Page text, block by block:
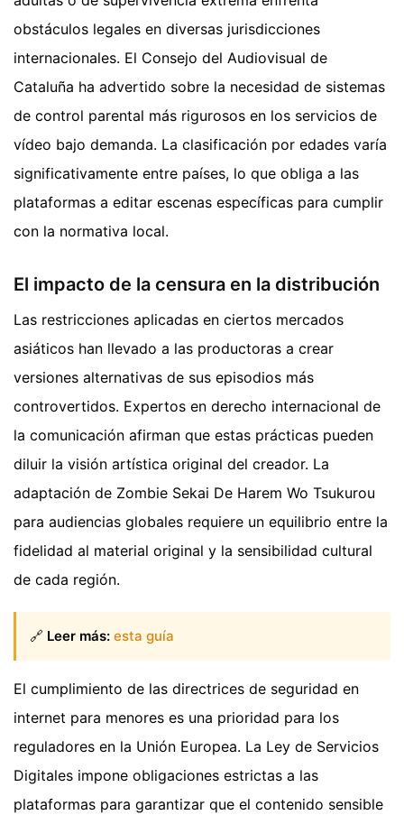
obstáculos legales en diversas jurisdicciones
internacionales. El Consejo del Audiovisual de
Cataluña ha advertido sobre la necesidad de sistemas
de control parental más rigurosos en los servicios de
vídeo bajo demanda. La clasificación por edades varía
significativamente entre países, lo que obliga a las
plataformas a editar escenas específicas para cumplir
con la normativa local.
El impacto de la censura en la distribución
Las restricciones aplicadas en ciertos mercados
asiáticos han llevado a las productoras a crear
versiones alternativas de sus episodios más
controvertidos. Expertos en derecho internacional de
la comunicación afirman que estas prácticas pueden
diluir la visión artística original del creador. La
adaptación de Zombie Sekai De Harem Wo Tsukurou
para audiencias globales requiere un equilibrio entre la
fidelidad al material original y la sensibilidad cultural
de cada región.
🔗 Leer más: esta guía
El cumplimiento de las directrices de seguridad en
internet para menores es una prioridad para los
reguladores en la Unión Europea. La Ley de Servicios
Digitales impone obligaciones estrictas a las
plataformas para garantizar que el contenido sensible